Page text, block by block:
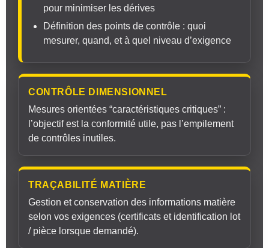
pour minimiser les dérives
Définition des points de contrôle : quoi
mesurer, quand, et à quel niveau d’exigence
CONTRÔLE DIMENSIONNEL
Mesures orientées “caractéristiques critiques” :
l’objectif est la conformité utile, pas l’empilement
de contrôles inutiles.
TRAÇABILITÉ MATIÈRE
Gestion et conservation des informations matière
selon vos exigences (certificats et identification lot
/ pièce lorsque demandé).